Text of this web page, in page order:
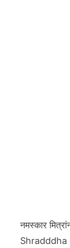
नमस्कार
Shradddha